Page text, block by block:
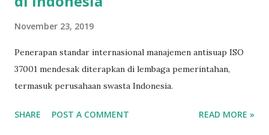
November 23, 2019
Penerapan standar internasional manajemen antisuap ISO
37001 mendesak diterapkan di lembaga pemerintahan,
termasuk perusahaan swasta Indonesia.
SHARE POST A COMMENT READ MORE »